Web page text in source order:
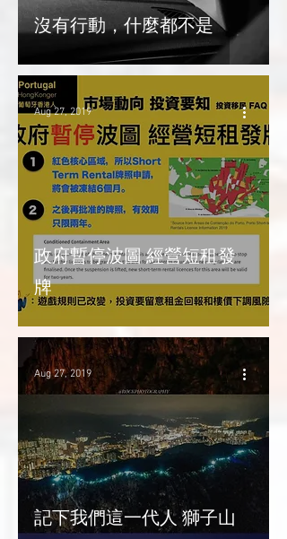
沒有行動，什麼都不是
政府暫停波圖 經營短租發
牌
Aug 27, 2019
記下我們這一代人 獅子山
Aug 27, 2019